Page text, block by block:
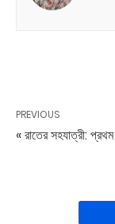
PREVIOUS
« রাতের সহযাত্রী: প্রথম